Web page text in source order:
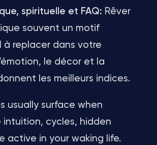
spirituelle et FAQ: Rêver
souvent un motif
à replacer dans votre
le décor et la
les meilleurs indices.
usually surface when
intuition, cycles, hidden
active in your waking life.